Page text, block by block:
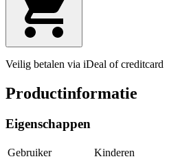
Veilig betalen via iDeal of creditcard
Productinformatie
Eigenschappen
Gebruiker
Kinderen